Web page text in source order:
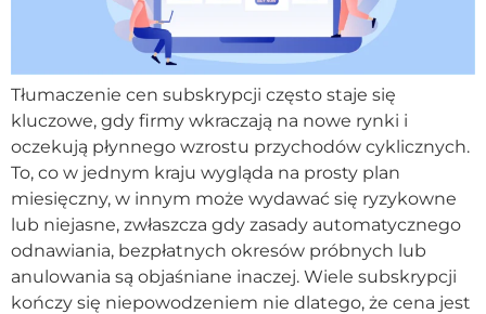
Tłumaczenie cen subskrypcji często staje się
kluczowe, gdy firmy wkraczają na nowe rynki i
oczekują płynnego wzrostu przychodów cyklicznych.
To, co w jednym kraju wygląda na prosty plan
miesięczny, w innym może wydawać się ryzykowne
lub niejasne, zwłaszcza gdy zasady automatycznego
odnawiania, bezpłatnych okresów próbnych lub
anulowania są objaśniane inaczej. Wiele subskrypcji
kończy się niepowodzeniem nie dlatego, że cena jest